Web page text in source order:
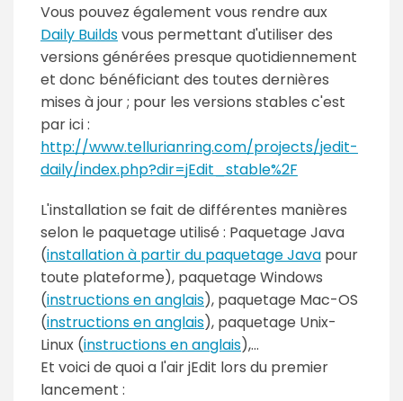
Vous pouvez également vous rendre aux
Daily Buildsvous permettant d'utiliser des
versions générées presque quotidiennement
et donc bénéficiant des toutes dernières
mises à jour ; pour les versions stables c'est
par ici :
http://www.tellurianring.com/projects/jedit-
daily/index.php?dir=jEdit_stable%2F
L'installation se fait de différentes manières
selon le paquetage utilisé : Paquetage Java
(installation à partir du paquetage Java pour
toute plateforme), paquetage Windows
(instructions en anglais), paquetage Mac-OS
(instructions en anglais), paquetage Unix-
Linux (instructions en anglais),...
Et voici de quoi a l'air jEdit lors du premier
lancement :